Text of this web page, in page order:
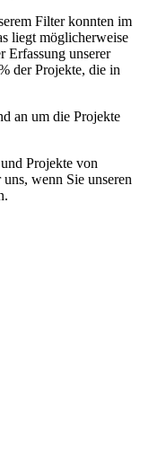
Filter konnten im
liegt möglicherweise
Erfassung unserer
der Projekte, die in
an um die Projekte
Projekte von
wenn Sie unseren